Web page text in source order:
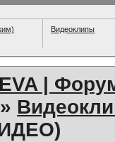
Видеоклипы
|
»